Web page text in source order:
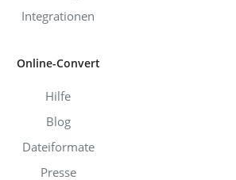
Integrationen
Online-Convert
Hilfe
Blog
Dateiformate
Presse